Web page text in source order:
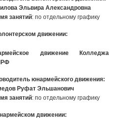
Эльвира Александровна
занятий: по отдельному графику
движении:
движение Колледжа
юнармейского движения:
Руфат Эльшанович
занятий: по отдельному графику
движении: